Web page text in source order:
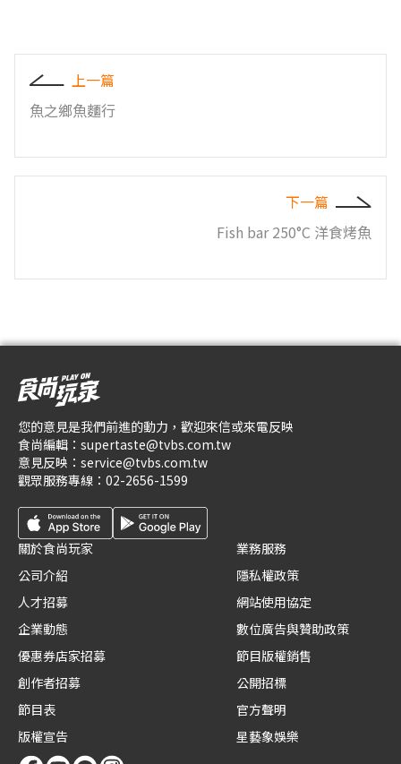
上一篇
魚之鄉魚麵行
下一篇
Fish bar 250°C 洋食烤魚
您的意見是我們前進的動力，歡迎來信或來電反映
食尚編輯： supertaste@tvbs.com.tw
意見反映： service@tvbs.com.tw
觀眾服務專線： 02-2656-1599
關於食尚玩家
公司介紹
人才招募
企業動態
優惠券店家招募
創作者招募
節目表
版權宣告
業務服務
隱私權政策
網站使用協定
數位廣告與贊助政策
節目版權銷售
公開招標
官方聲明
星藝象娛樂